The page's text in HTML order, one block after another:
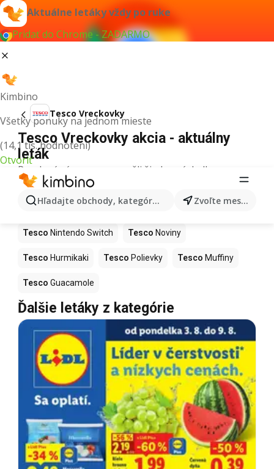
Aktuálne letáky vždy po ruke
Pridať do Chrome - ZADARMO
Kimbino
Všetky ponuky na jednom mieste
(14,1 tis. hodnotení)
Otvoriť
Hľadajte obchody, kategórie, produkty... Zvoľte mesto
Tesco Vreckovky
Tesco Vreckovky akcia - aktuálny
leták
Pre daný výraz sme nenašli žiadne výsledky.
Ďalšie produkty v obchodoch Tesco
Tesco Kapor Tesco Ashwagandha
Tesco Nintendo Switch Tesco Noviny
Tesco Hurmikaki Tesco Polievky Tesco Muffiny
Tesco Guacamole
Ďalšie letáky z kategórie